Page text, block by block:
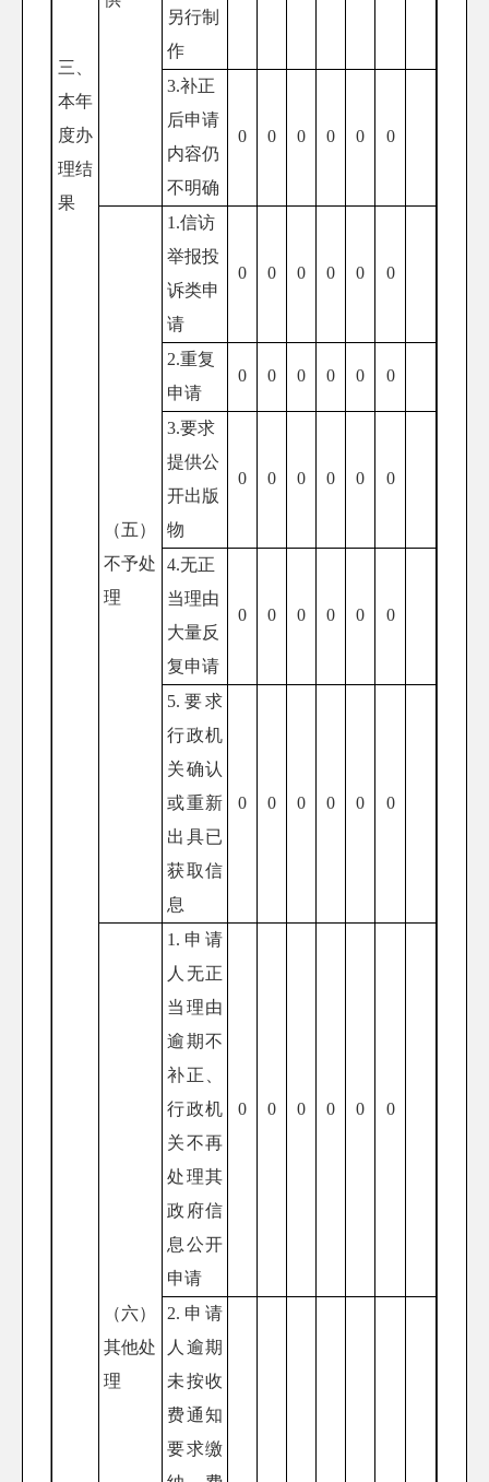
三、
本年
度办
理结
果
另行制
作
3.补正
后申请
内容仍
不明确
0 0 0 0 0 0
（五）
不予处
理
1.信访
举报投
诉类申
请
0 0 0 0 0 0
2.重复
申请
0 0 0 0 0 0
3.要求
提供公
开出版
物
0 0 0 0 0 0
4.无正
当理由
大量反
复申请
0 0 0 0 0 0
5.要求
行政机
关确认
或重新
出具已
获取信
息
0 0 0 0 0 0
（六）
其他处
理
1.申请
人无正
当理由
逾期不
补正、
行政机
关不再
处理其
政府信
息公开
申请
0 0 0 0 0 0
2.申请
人逾期
未按收
费通知
要求缴